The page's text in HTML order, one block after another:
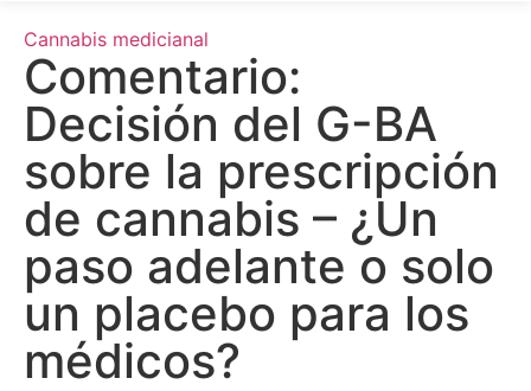
Cannabis medicianal
Comentario:
Decisión del G-BA
sobre la prescripción
de cannabis – ¿Un
paso adelante o solo
un placebo para los
médicos?